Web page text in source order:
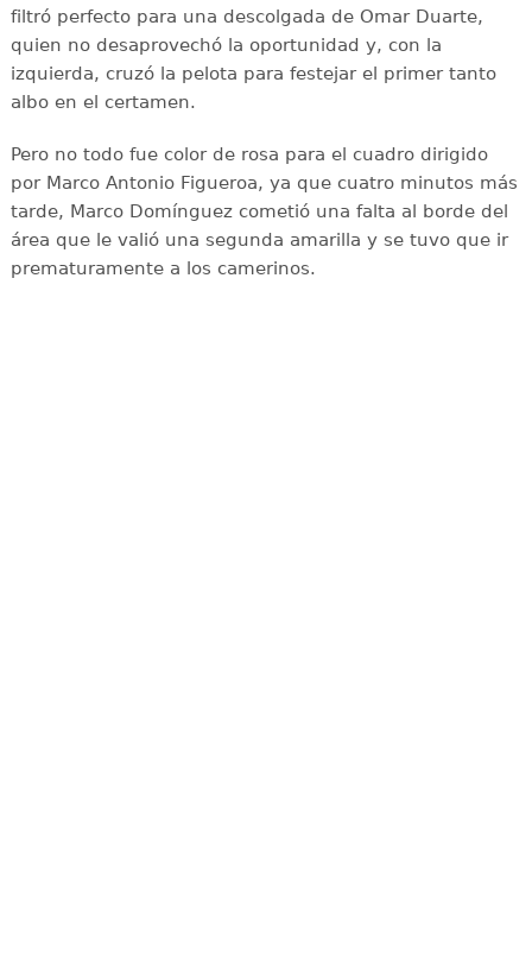
filtró perfecto para una descolgada de Omar Duarte,
quien no desaprovechó la oportunidad y, con la
izquierda, cruzó la pelota para festejar el primer tanto
albo en el certamen.
Pero no todo fue color de rosa para el cuadro dirigido
por Marco Antonio Figueroa, ya que cuatro minutos más
tarde, Marco Domínguez cometió una falta al borde del
área que le valió una segunda amarilla y se tuvo que ir
prematuramente a los camerinos.